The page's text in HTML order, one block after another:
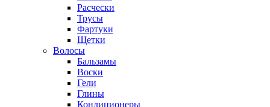
Расчески
Трусы
Фартуки
Щетки
Волосы
Бальзамы
Воски
Гели
Глины
Кондиционеры